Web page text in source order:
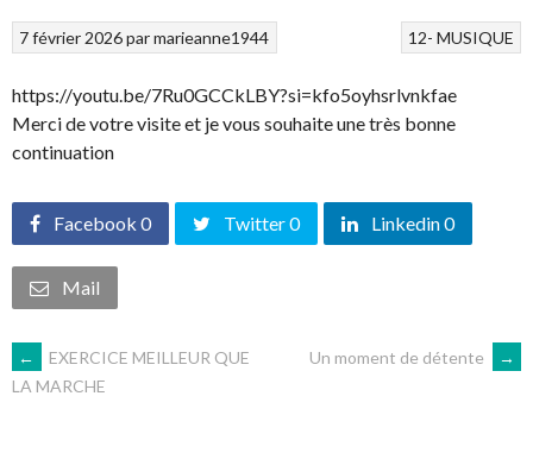
12- MUSIQUE
7 février 2026parmarieanne1944
https://youtu.be/7Ru0GCCkLBY?si=kfo5oyhsrlvnkfae
Merci de votre visite et je vous souhaite une très bonne
continuation
Facebook 0 Twitter 0 Linkedin 0
Mail
NAVIGATION
←
EXERCICE MEILLEUR QUE
LA MARCHE
Un moment de détente →